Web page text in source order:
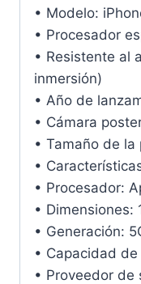
• Modelo:
• Procesador
• Resistente al
inmersión)
• Año de
• Cámara
• Tamaño de
•
• Procesador:
• Dimensiones:
• Generación:
• Capacidad
• Proveedor de